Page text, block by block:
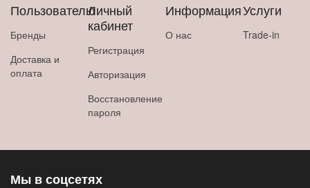
Пользователю
Бренды
Доставка и
оплата
Личный
кабинет
Регистрация
Авторизация
Восстановление
пароля
Информация
О нас
Услуги
Trade-in
Мы в соцсетях